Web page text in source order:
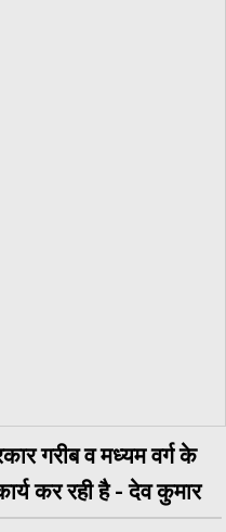
गरीब व मध्यम वर्ग के
कर रही है - देव कुमार